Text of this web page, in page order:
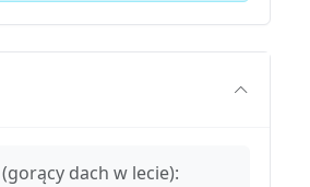
(gorący dach w lecie):